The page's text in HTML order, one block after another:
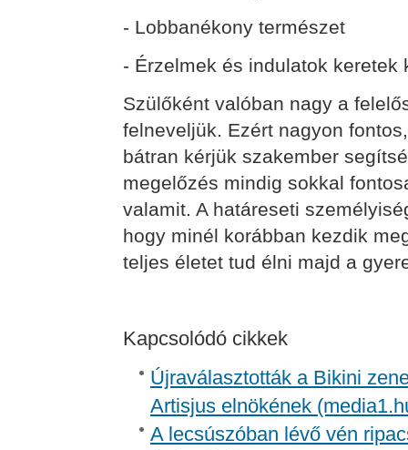
- Lobbanékony természet
- Érzelmek és indulatok keretek
Szülőként valóban nagy a
felneveljük. Ezért nagyon
bátran kérjük szakember
megelőzés mindig sokkal
valamit. A határeseti
hogy minél korábban kezdik
teljes életet tud élni majd a
Kapcsolódó cikkek
Újraválasztották a Bikini
Artisjus elnökének
A lecsúszóban lévő vén